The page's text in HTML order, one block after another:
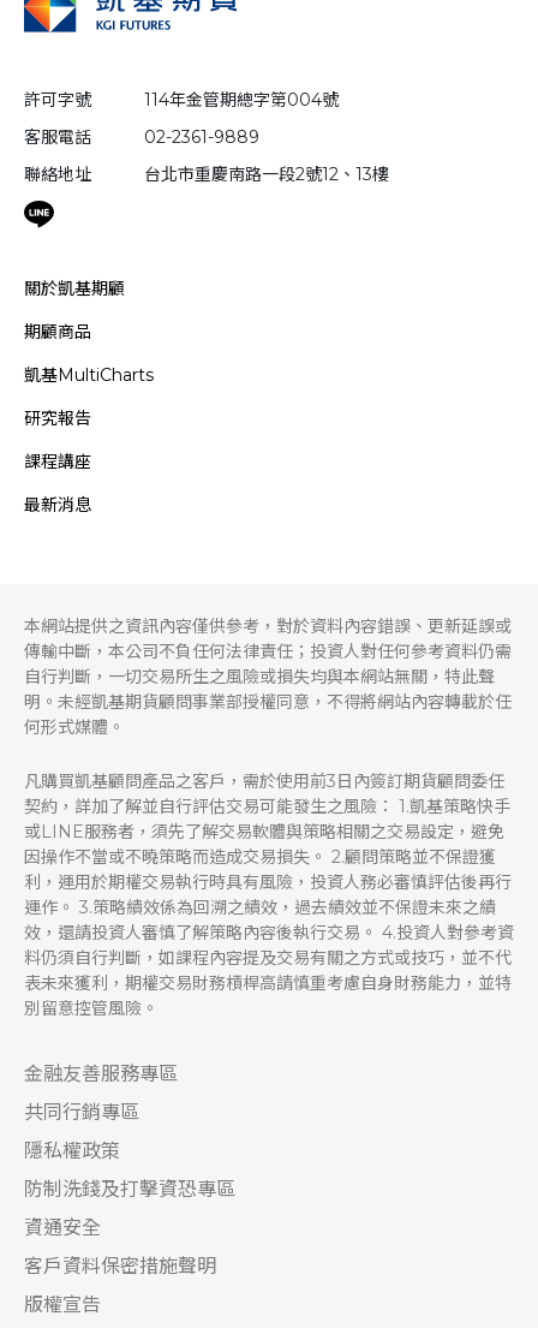
許可字號
114年金管期總字第004號
客服電話
02-2361-9889
聯絡地址
台北市重慶南路一段2號12、13樓
關於凱基期顧
期顧商品
凱基MultiCharts
研究報告
課程講座
最新消息
本網站提供之資訊內容僅供參考，對於資料內容錯誤、更新延誤或
傳輸中斷，本公司不負任何法律責任；投資人對任何參考資料仍需
自行判斷，一切交易所生之風險或損失均與本網站無關，特此聲
明。未經凱基期貨顧問事業部授權同意，不得將網站內容轉載於任
何形式媒體。
凡購買凱基顧問產品之客戶，需於使用前3日內簽訂期貨顧問委任
契約，詳加了解並自行評估交易可能發生之風險： 1.凱基策略快手
或LINE服務者，須先了解交易軟體與策略相關之交易設定，避免
因操作不當或不曉策略而造成交易損失。 2.顧問策略並不保證獲
利，運用於期權交易執行時具有風險，投資人務必審慎評估後再行
運作。 3.策略績效係為回溯之績效，過去績效並不保證未來之績
效，還請投資人審慎了解策略內容後執行交易。 4.投資人對參考資
料仍須自行判斷，如課程內容提及交易有關之方式或技巧，並不代
表未來獲利，期權交易財務槓桿高請慎重考慮自身財務能力，並特
別留意控管風險。
金融友善服務專區
共同行銷專區
隱私權政策
防制洗錢及打擊資恐專區
資通安全
客戶資料保密措施聲明
版權宣告